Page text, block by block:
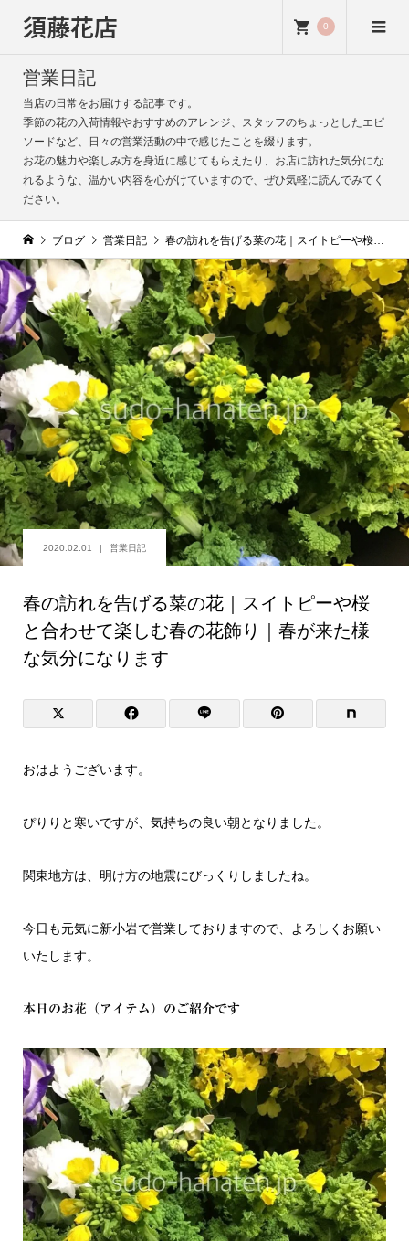
須藤花店 0
営業日記
当店の日常をお届けする記事です。
季節の花の入荷情報やおすすめのアレンジ、スタッフのちょっとしたエピ
ソードなど、日々の営業活動の中で感じたことを綴ります。
お花の魅力や楽しみ方を身近に感じてもらえたり、お店に訪れた気分にな
れるような、温かい内容を心がけていますので、ぜひ気軽に読んでみてく
ださい。
ブログ 営業日記 春の訪れを告げる菜の花｜スイトピーや桜と合わせて楽しむ春の花飾り｜春が来た様な気分になります
2020.02.01 営業日記
春の訪れを告げる菜の花｜スイトピーや桜
と合わせて楽しむ春の花飾り｜春が来た様
な気分になります
おはようございます。
ぴりりと寒いですが、気持ちの良い朝となりました。
関東地方は、明け方の地震にびっくりしましたね。
今日も元気に新小岩で営業しておりますので、よろしくお願い
いたします。
本日のお花（アイテム）のご紹介です